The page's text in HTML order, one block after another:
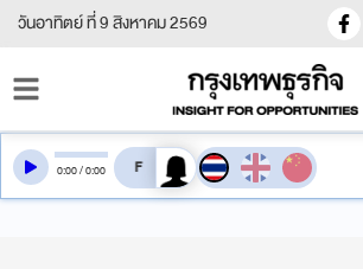
วันอาทิตย์ ที่ 9 สิงหาคม 2569
0:00/0:00 สลับเสียงอ่าน